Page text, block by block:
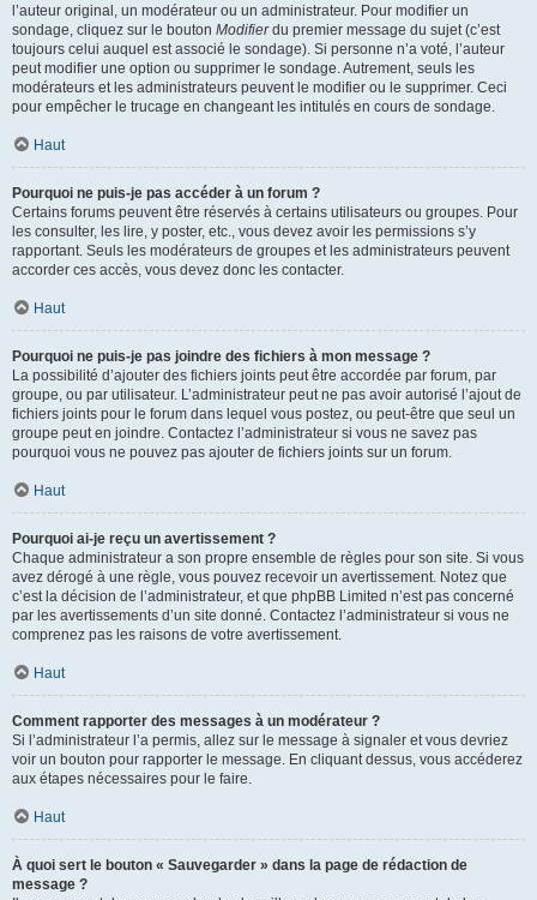
l’auteur original, un modérateur ou un administrateur. Pour modifier un
sondage, cliquez sur le bouton Modifierdu premier message du sujet (c’est
toujours celui auquel est associé le sondage). Si personne n’a voté, l’auteur
peut modifier une option ou supprimer le sondage. Autrement, seuls les
modérateurs et les administrateurs peuvent le modifier ou le supprimer. Ceci
pour empêcher le trucage en changeant les intitulés en cours de sondage.
Haut
Pourquoi ne puis-je pas accéder à un forum ?
Certains forums peuvent être réservés à certains utilisateurs ou groupes. Pour
les consulter, les lire, y poster, etc., vous devez avoir les permissions s’y
rapportant. Seuls les modérateurs de groupes et les administrateurs peuvent
accorder ces accès, vous devez donc les contacter.
Haut
Pourquoi ne puis-je pas joindre des fichiers à mon message ?
La possibilité d’ajouter des fichiers joints peut être accordée par forum, par
groupe, ou par utilisateur. L’administrateur peut ne pas avoir autorisé l’ajout de
fichiers joints pour le forum dans lequel vous postez, ou peut-être que seul un
groupe peut en joindre. Contactez l’administrateur si vous ne savez pas
pourquoi vous ne pouvez pas ajouter de fichiers joints sur un forum.
Haut
Pourquoi ai-je reçu un avertissement ?
Chaque administrateur a son propre ensemble de règles pour son site. Si vous
avez dérogé à une règle, vous pouvez recevoir un avertissement. Notez que
c’est la décision de l’administrateur, et que phpBB Limited n’est pas concerné
par les avertissements d’un site donné. Contactez l’administrateur si vous ne
comprenez pas les raisons de votre avertissement.
Haut
Comment rapporter des messages à un modérateur ?
Si l’administrateur l’a permis, allez sur le message à signaler et vous devriez
voir un bouton pour rapporter le message. En cliquant dessus, vous accéderez
aux étapes nécessaires pour le faire.
Haut
À quoi sert le bouton « Sauvegarder » dans la page de rédaction de
message ?